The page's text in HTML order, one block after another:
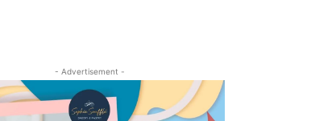
- Advertisement -